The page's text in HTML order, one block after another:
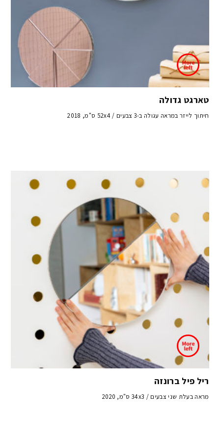
טארגט גדולה
חיתוך לייזר במראה עגולה ב-3 צבעים / 52x4 ס"מ, 2018
ריל פיל ברונזה
מראה בעלת שני צבעים / 34x3 ס"מ, 2020